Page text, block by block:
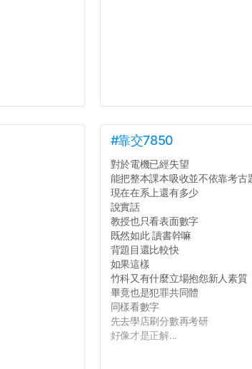
#靠交7850
對於電機已經失望
能把整本課本吸收並不依靠考古
現在在系上還有多少
說實話
教授也只看表面數字
既然如此 讀書幹嘛
背題目還比較快
如果這樣
竹科又有什麼立場抱怨新人素質
畢竟也是犯罪共同體
同樣看數字
先去學店刷分數再考研
好像才是正解...